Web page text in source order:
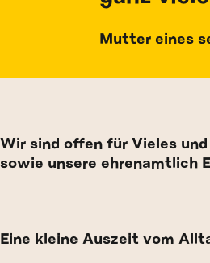
Mutter eines
Wir sind offen für Vieles
sowie unsere ehrenamtlich
Eine kleine Auszeit vom